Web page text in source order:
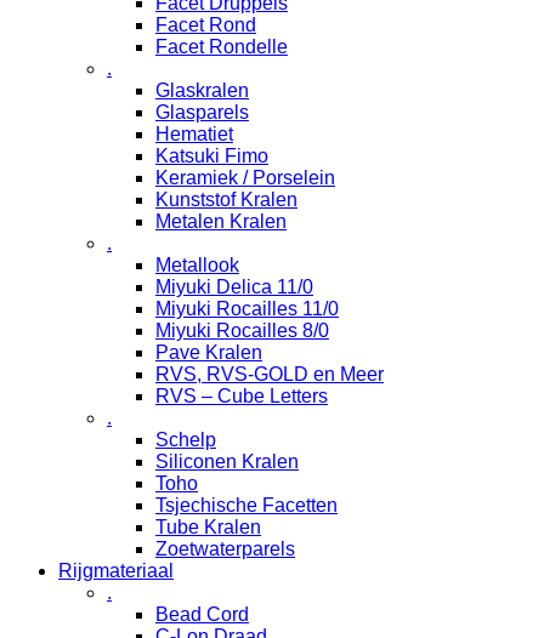
Facet Rond
Facet Rondelle
.
Glaskralen
Glasparels
Hematiet
Katsuki Fimo
Keramiek / Porselein
Kunststof Kralen
Metalen Kralen
.
Metallook
Miyuki Delica 11/0
Miyuki Rocailles 11/0
Miyuki Rocailles 8/0
Pave Kralen
RVS, RVS-GOLD en Meer
RVS – Cube Letters
.
Schelp
Siliconen Kralen
Toho
Tsjechische Facetten
Tube Kralen
Zoetwaterparels
Rijgmateriaal
.
Bead Cord